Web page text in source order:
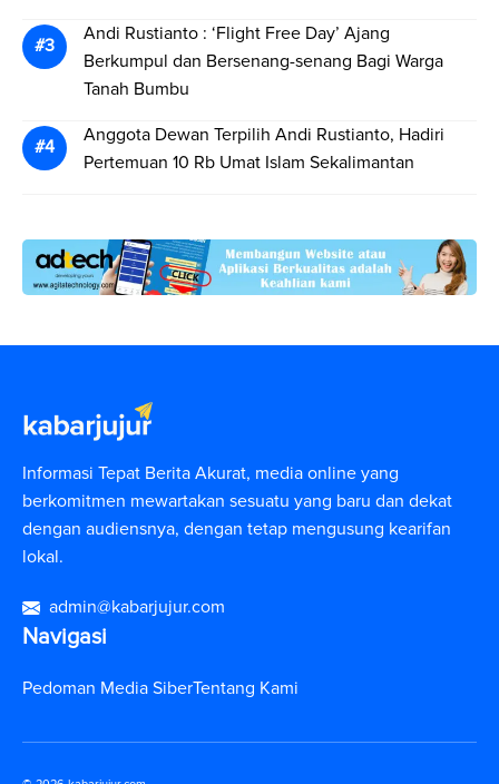
Andi Rustianto : ‘Flight Free Day’ Ajang
Berkumpul dan Bersenang-senang Bagi Warga
Tanah Bumbu
Anggota Dewan Terpilih Andi Rustianto, Hadiri
Pertemuan 10 Rb Umat Islam Sekalimantan
Informasi Tepat Berita Akurat, media online yang
berkomitmen mewartakan sesuatu yang baru dan dekat
dengan audiensnya, dengan tetap mengusung kearifan
lokal.
admin@kabarjujur.com
Navigasi
Pedoman Media SiberTentang Kami